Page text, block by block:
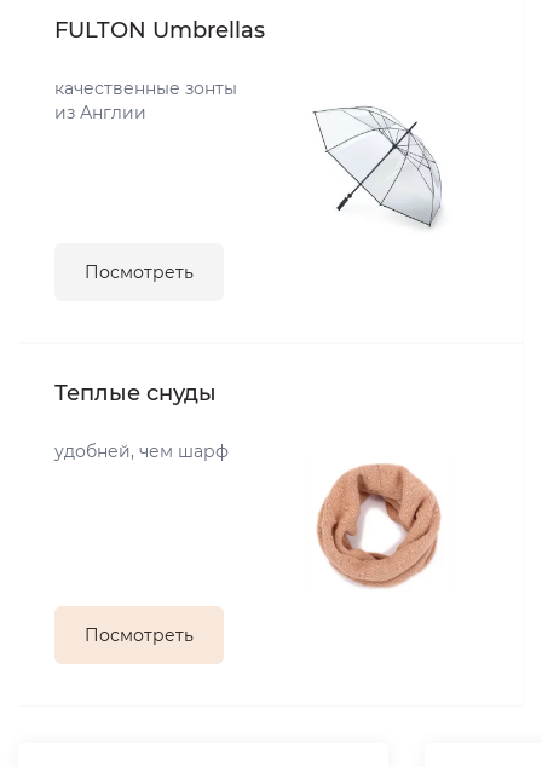
FULTON Umbrellas
качественные зонты
из Англии
Посмотреть
Теплые снуды
удобней, чем шарф
Посмотреть